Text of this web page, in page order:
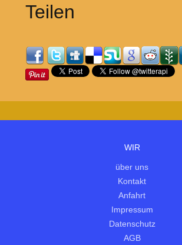
Teilen
WIR
über uns
Kontakt
Anfahrt
Impressum
Datenschutz
AGB